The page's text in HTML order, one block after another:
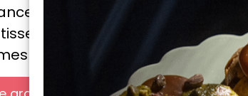
Morgane Raimbaud
légère et subtile, souvent
qu’elle affectionne